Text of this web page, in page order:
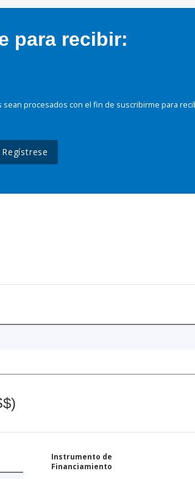
para recibir:
procesados con el fin de suscribirme para
Regístrese
Instrumento de
Financiamiento